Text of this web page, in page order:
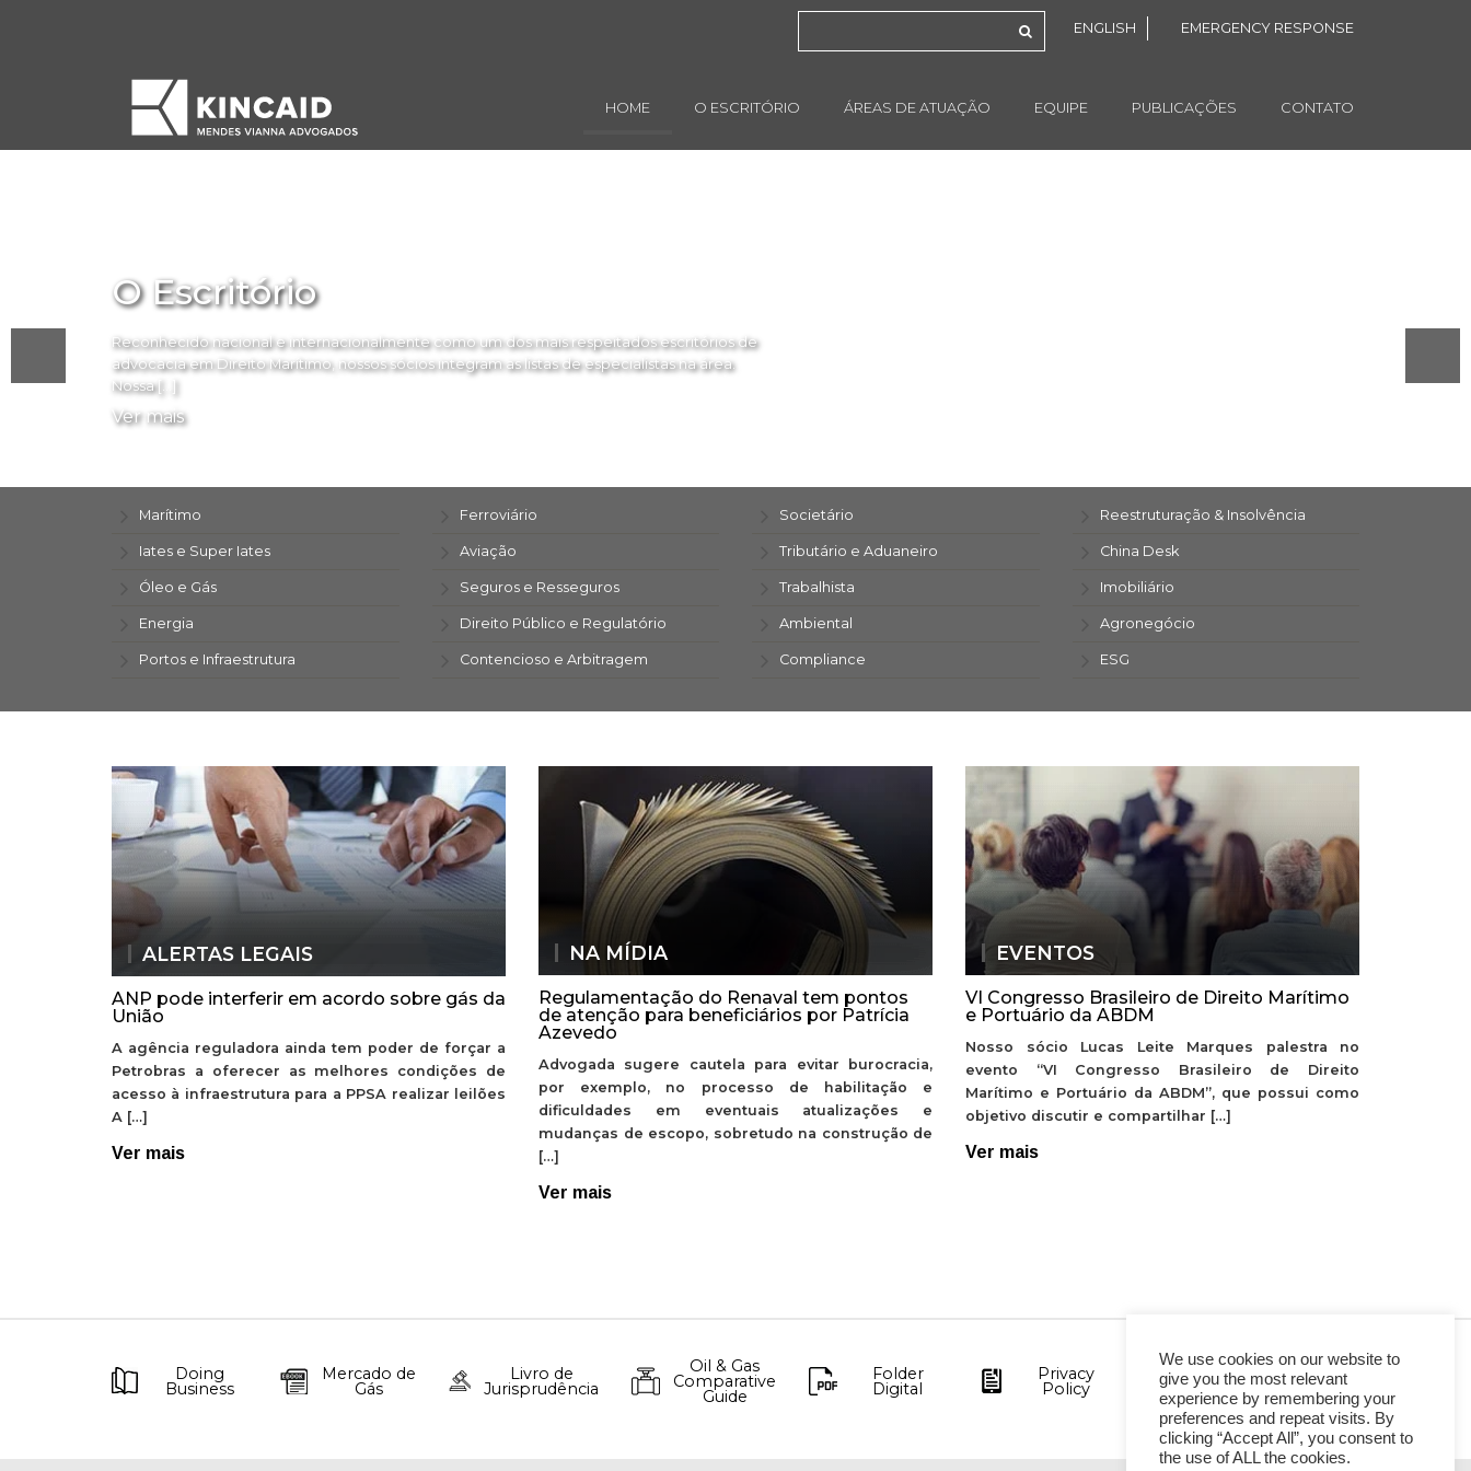
ENGLISH EMERGENCY RESPONSE
HOME O ESCRITÓRIO ÁREAS DE ATUAÇÃO EQUIPE PUBLICAÇÕES CONTATO
O Escritório
Reconhecido nacional e internacionalmente como um dos mais respeitados escritórios de
advocacia em Direito Marítimo, nossos sócios integram as listas de especialistas na área.
Nossa […]
Ver mais
Marítimo
Iates e Super Iates
Óleo e Gás
Energia
Portos e Infraestrutura
Ferroviário
Aviação
Seguros e Resseguros
Direito Público e Regulatório
Contencioso e Arbitragem
Societário
Tributário e Aduaneiro
Trabalhista
Ambiental
Compliance
Reestruturação & Insolvência
China Desk
Imobiliário
Agronegócio
ESG
ALERTAS LEGAIS
ANP pode interferir em acordo sobre gás da
União
A agência reguladora ainda tem poder de forçar a
Petrobras a oferecer as melhores condições de
acesso à infraestrutura para a PPSA realizar leilões
A […]
Ver mais
NA MÍDIA
Regulamentação do Renaval tem pontos
de atenção para beneficiários por Patrícia
Azevedo
Advogada sugere cautela para evitar burocracia,
por exemplo, no processo de habilitação e
dificuldades em eventuais atualizações e
mudanças de escopo, sobretudo na construção de
[…]
Ver mais
EVENTOS
VI Congresso Brasileiro de Direito Marítimo
e Portuário da ABDM
Nosso sócio Lucas Leite Marques palestra no
evento “VI Congresso Brasileiro de Direito
Marítimo e Portuário da ABDM”, que possui como
objetivo discutir e compartilhar […]
Ver mais
Doing
Business
Mercado de
Gás
Livro de
Jurisprudência
Oil & Gas
Comparative
Guide
Folder
Digital
Privacy
Policy
We use cookies on our website to
give you the most relevant
experience by remembering your
preferences and repeat visits. By
clicking “Accept All”, you consent to
the use of ALL the cookies.